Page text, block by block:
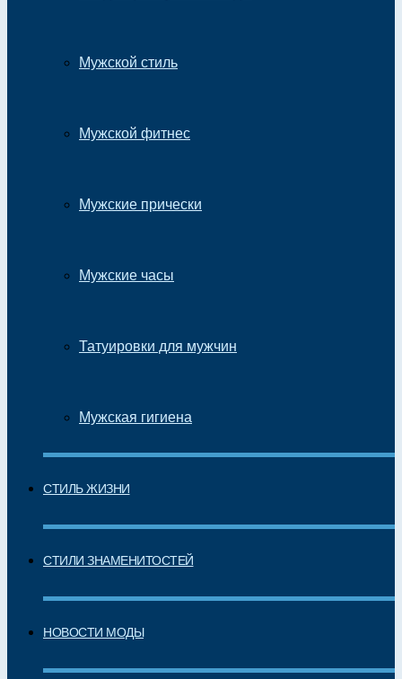
Мужской стиль
Мужской фитнес
Мужские прически
Мужские часы
Татуировки для мужчин
Мужская гигиена
СТИЛЬ ЖИЗНИ
СТИЛИ ЗНАМЕНИТОСТЕЙ
НОВОСТИ МОДЫ